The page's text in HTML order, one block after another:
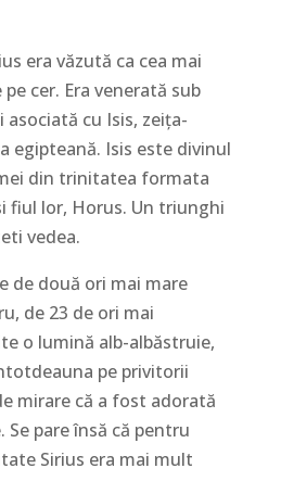
era văzută ca cea mai
cer. Era venerată sub
asociată cu Isis, zeița-
egipteană. Isis este divinul
din trinitatea formata
fiul lor, Horus. Un triunghi
vedea.
de două ori mai mare
de 23 de ori mai
o lumină alb-albăstruie,
pe privitorii
mirare că a fost adorată
pare însă că pentru
Sirius era mai mult